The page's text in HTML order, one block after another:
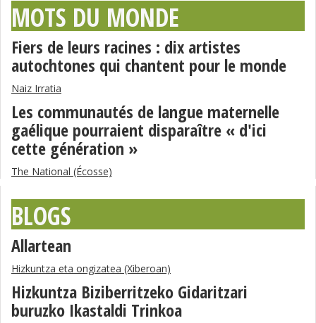
MOTS DU MONDE
Fiers de leurs racines : dix artistes
autochtones qui chantent pour le monde
Naiz Irratia
Les communautés de langue maternelle
gaélique pourraient disparaître « d'ici
cette génération »
The National (Écosse)
BLOGS
Allartean
Hizkuntza eta ongizatea (Xiberoan)
Hizkuntza Biziberritzeko Gidaritzari
buruzko Ikastaldi Trinkoa